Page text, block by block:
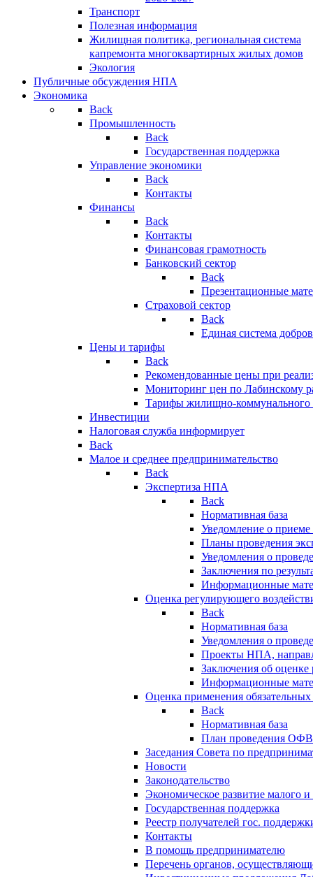
Транспорт
Полезная информация
Жилищная политика, региональная система
капремонта многоквартирных жилых домов
Экология
Публичные обсуждения НПА
Экономика
Back
Промышленность
Back
Государственная поддержка
Управление экономики
Back
Контакты
Финансы
Back
Контакты
Финансовая грамотность
Банковский сектор
Back
Презентационные
Страховой сектор
Back
Единая система
Цены и тарифы
Back
Рекомендованные цены при
Мониторинг цен по Лабинскому
Тарифы жилищно-коммунального
Инвестиции
Налоговая служба информирует
Back
Малое и среднее предпринимательство
Back
Экспертиза НПА
Back
Нормативная база
Уведомление о
Планы проведения
Уведомления о
Заключения по
Информационные
Оценка регулирующего
Back
Нормативная база
Уведомления о
Проекты НПА,
Заключения об
Информационные
Оценка применения
Back
Нормативная база
План проведения
Заседания Совета по
Новости
Законодательство
Экономическое развитие малого и
Государственная поддержка
Реестр получателей гос.
Контакты
В помощь предпринимателю
Перечень органов,